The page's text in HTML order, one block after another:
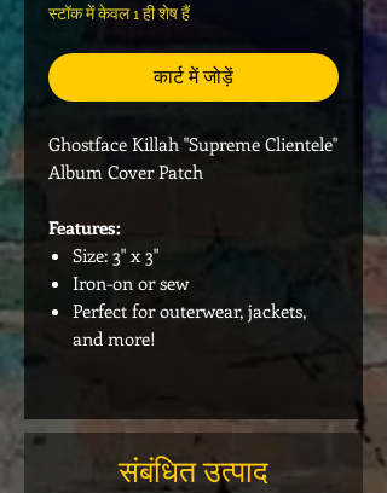
स्टॉक में केवल 1 ही शेष हैं
कार्ट में जोड़ें
Ghostface Killah "Supreme Clientele"
Album Cover Patch
Features:
Size: 3" x 3"
Iron-on or sew
Perfect for outerwear, jackets,
and more!
संबंधित उत्पाद